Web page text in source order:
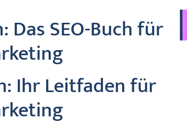
SEO-Buch für
Ihr Leitfaden für